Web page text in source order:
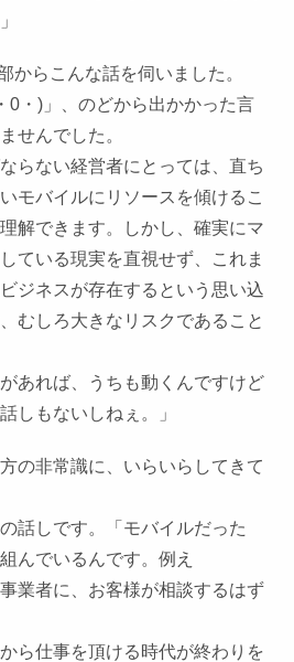
からこんな話を伺いました。
・0 ・) 」、のどから出かかった言
せんでした。
らない経営者にとっては、直ち
モバイルにリソースを傾けるこ
解できます。しかし、確実にマ
ている現実を直視せず、これま
ジネスが存在するという思い込
むしろ大きなリスクであること
あれば、うちも動くんですけど
しもないしねぇ。」
の非常識に、いらいらしてきて
話しです。「モバイルだった
んでいるんです。例え
業者に、お客様が相談するはず
ら仕事を頂ける時代が終わりを